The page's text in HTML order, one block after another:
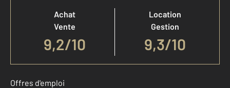
Achat
Vente
9,2/10
Location
Gestion
9,3/10
Offres d'emploi